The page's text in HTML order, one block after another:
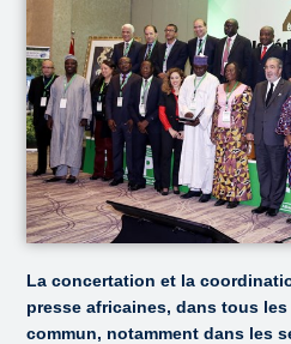
La concertation et la
presse africaines, dans tous
commun, notamment dans les